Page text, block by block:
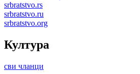
srbratstvo.rs
srbratstvo.ru
srbratstvo.org
Култура
сви чланци